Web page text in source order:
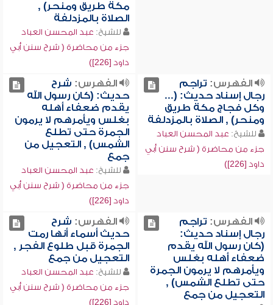
مكة طريق ومنحر) ,
الصلاة بالمزدلفة
للشيخ: عبد المحسن العباد
جزء من محاضرة ( شرح سنن أبي
داود [226])
الفهرس: تراجم
رجال إسناد حديث: (...
وكل فجاج مكة طريق
ومنحر) , الصلاة بالمزدلفة
للشيخ: عبد المحسن العباد
جزء من محاضرة ( شرح سنن أبي
داود [226])
الفهرس: شرح
حديث: (كان رسول الله
يقدم ضعفاء أهله
بغلس ويأمرهم لا يرمون
الجمرة حتى تطلع
الشمس) , التعجيل من
جمع
للشيخ: عبد المحسن العباد
جزء من محاضرة ( شرح سنن أبي
داود [226])
الفهرس: تراجم
رجال إسناد حديث:
(كان رسول الله يقدم
ضعفاء أهله بغلس
ويأمرهم لا يرمون الجمرة
حتى تطلع الشمس) ,
التعجيل من جمع
الفهرس: شرح
حديث أسماء أنها رمت
الجمرة قبل طلوع الفجر ,
التعجيل من جمع
للشيخ: عبد المحسن العباد
جزء من محاضرة ( شرح سنن أبي
داود [226])